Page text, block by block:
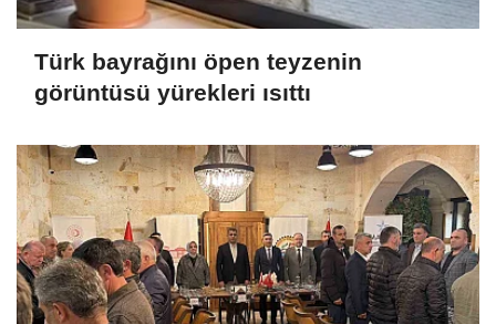
Türk bayrağını öpen teyzenin
görüntüsü yürekleri ısıttı